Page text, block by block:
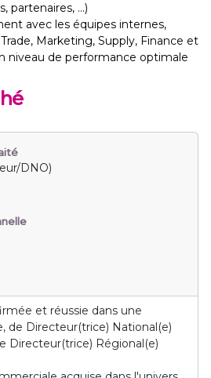
partenaires, …)
avec les équipes internes,
Marketing, Supply, Finance et
niveau de performance optimale
DNO)
et réussie dans une
de Directeur(trice) National(e)
Directeur(trice) Régional(e)